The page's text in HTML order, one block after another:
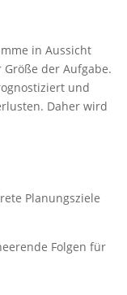
in Aussicht
der Aufgabe.
und
Daher wird
Planungsziele
Folgen für